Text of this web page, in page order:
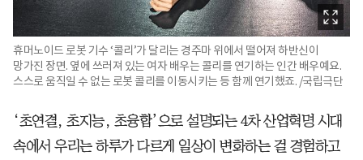
휴머노이드 로봇 기수 ‘콜리’가 달리는 경주마 위에서 떨어져 하반신이
망가진 장면. 옆에 쓰러져 있는 여자 배우는 콜리를 연기하는 인간 배우예요.
스스로 움직일 수 없는 로봇 콜리를 이동시키는 등 함께 연기했죠. /국립극단
‘초연결, 초지능, 초융합’으로 설명되는 4차 산업혁명 시대
속에서 우리는 하루가 다르게 일상이 변화하는 걸 경험하고